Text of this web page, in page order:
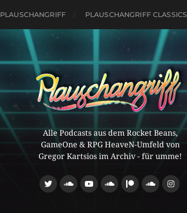
PLAUSCHANGRIFF PLAUSCHANGRIFF CLASSICS
Alle Podcasts aus dem Rocket Beans,
GameOne & RPG HeaveN-Umfeld von
Gregor Kartsios im Archiv - für umme!